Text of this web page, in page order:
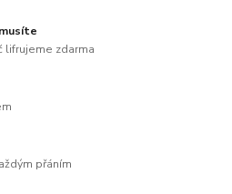
lifrujeme zdarma
přáním